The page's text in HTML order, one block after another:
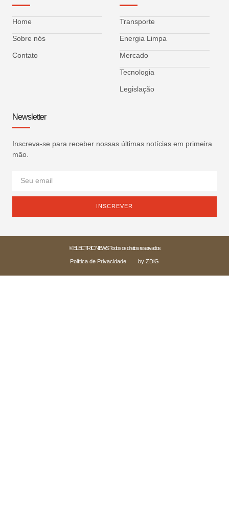
Home
Sobre nós
Contato
Transporte
Energia Limpa
Mercado
Tecnologia
Legislação
Newsletter
Inscreva-se para receber nossas últimas notícias em primeira
mão.
INSCREVER
© ELECTRIC NEWS Todos os direitos reservados
Política de Privacidade by ZDiG